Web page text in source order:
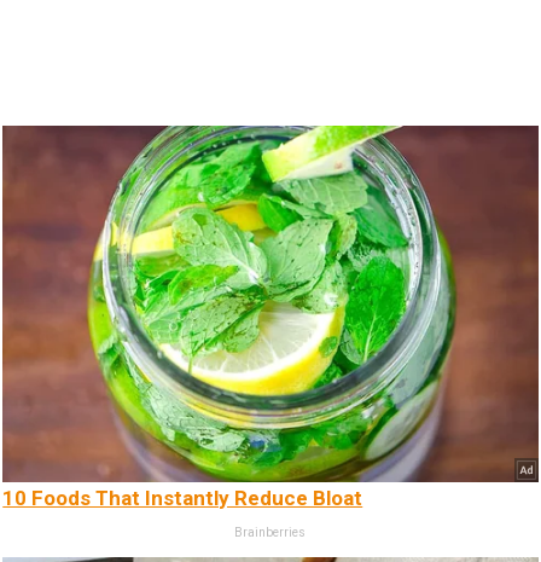
10 Foods That Instantly Reduce Bloat
Brainberries